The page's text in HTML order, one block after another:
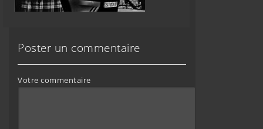
Poster un commentaire
Votre commentaire